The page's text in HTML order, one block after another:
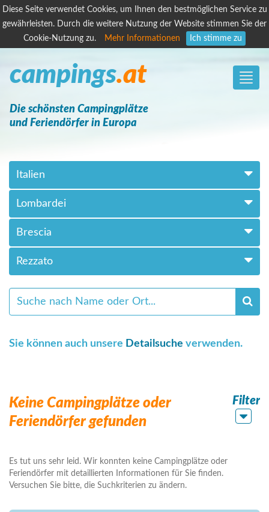
Diese Seite verwendet Cookies, um Ihnen den bestmöglichen Service zu
gewährleisten. Durch die weitere Nutzung der Website stimmen Sie der
Cookie-Nutzung zu.
Mehr Informationen Ich stimme zu
Toggle
campings.at
Die schönsten Campingplätze
und Feriendörfer in Europa
Italien
Lombardei
Brescia
Rezzato
Sie können auch unsere Detailsuche verwenden.
Keine Campingplätze oder
Feriendörfer gefunden
Filter
Es tut uns sehr leid. Wir konnten keine Campingplätze oder
Feriendörfer mit detaillierten Informationen für Sie finden.
Versuchen Sie bitte, die Suchkriterien zu ändern.